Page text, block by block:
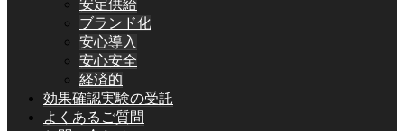
安定供給
ブランド化
安心導入
安心安全
経済的
効果確認実験の受託
よくあるご質問